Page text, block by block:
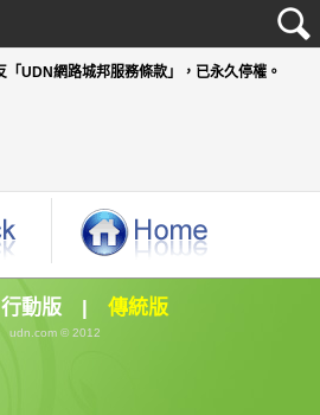
行動版 | 傳統版
udn.com © 2012